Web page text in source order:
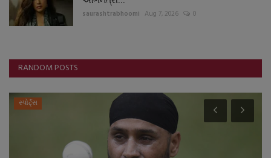
saurashtrabhoomi Aug 7, 2026 0
RANDOM POSTS
સ્પોર્ટ્સ